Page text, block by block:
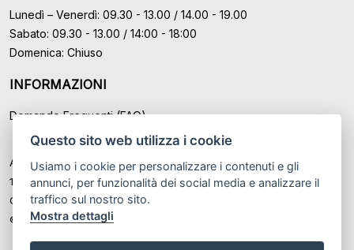
Questo sito web utilizza i cookie
Usiamo i cookie per personalizzare i contenuti e gli
annunci, per funzionalità dei social media e analizzare il
traffico sul nostro sito.
Mostra dettagli
Lunedì – Venerdì: 09.30 - 13.00 / 14.00 - 19.00
Sabato: 09.30 - 13.00 / 14:00 - 18:00
Domenica: Chiuso
INFORMAZIONI
Domande Frequenti (FAQ)
Auto Moto Usate Roma Srl sede di Marino - Roma, P.IVA: IT
12489131008
Cod. Fisc. ed Iscr. al Registro Imprese di Roma n° 12489131008
© Another site byGestionale auto